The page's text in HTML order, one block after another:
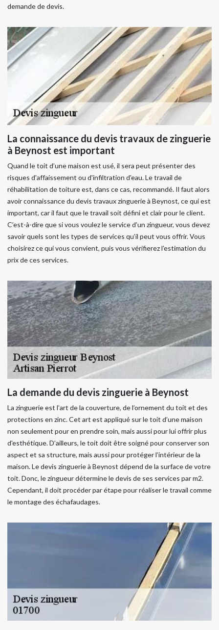
demande de devis.
La connaissance du devis travaux de zinguerie
à Beynost est important
Quand le toit d’une maison est usé, il sera peut présenter des
risques d'affaissement ou d'infiltration d'eau. Le travail de
réhabilitation de toiture est, dans ce cas, recommandé. Il faut alors
avoir connaissance du devis travaux zinguerie à Beynost, ce qui est
important, car il faut que le travail soit défini et clair pour le client.
C’est-à-dire que si vous voulez le service d’un zingueur, vous devez
savoir quels sont les types de services qu’il peut vous offrir. Vous
choisirez ce qui vous convient, puis vous vérifierez l’estimation du
prix de ces services.
La demande du devis zinguerie à Beynost
La zinguerie est l’art de la couverture, de l’ornement du toit et des
protections en zinc. Cet art est appliqué sur le toit d’une maison
non seulement pour en prendre soin, mais aussi pour lui offrir plus
d'esthétique. D’ailleurs, le toit doit être soigné pour conserver son
aspect et sa structure, mais aussi pour protéger l’intérieur de la
maison. Le devis zinguerie à Beynost dépend de la surface de votre
toit. Donc, le zingueur détermine le devis de ses services par m2.
Cependant, il doit procéder par étape pour réaliser le travail comme
le montage des échafaudages.